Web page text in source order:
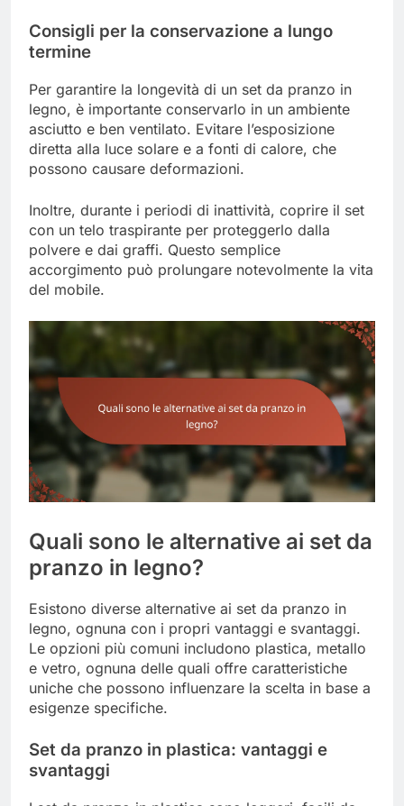
Consigli per la conservazione a lungo
termine
Per garantire la longevità di un set da pranzo in
legno, è importante conservarlo in un ambiente
asciutto e ben ventilato. Evitare l’esposizione
diretta alla luce solare e a fonti di calore, che
possono causare deformazioni.
Inoltre, durante i periodi di inattività, coprire il set
con un telo traspirante per proteggerlo dalla
polvere e dai graffi. Questo semplice
accorgimento può prolungare notevolmente la vita
del mobile.
Quali sono le alternative ai set da
pranzo in legno?
Esistono diverse alternative ai set da pranzo in
legno, ognuna con i propri vantaggi e svantaggi.
Le opzioni più comuni includono plastica, metallo
e vetro, ognuna delle quali offre caratteristiche
uniche che possono influenzare la scelta in base a
esigenze specifiche.
Set da pranzo in plastica: vantaggi e
svantaggi